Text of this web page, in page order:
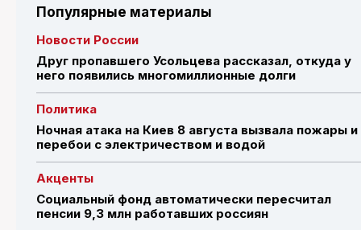
Популярные материалы
Новости России
Друг пропавшего Усольцева рассказал, откуда у
него появились многомиллионные долги
Политика
Ночная атака на Киев 8 августа вызвала пожары и
перебои с электричеством и водой
Акценты
Социальный фонд автоматически пересчитал
пенсии 9,3 млн работавших россиян